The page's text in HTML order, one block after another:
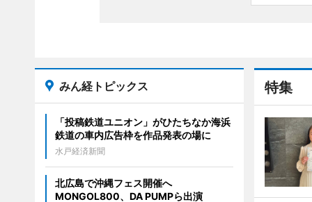
特集
みん経トピックス
「投稿鉄道ユニオン」がひたちなか海浜
鉄道の車内広告枠を作品発表の場に
水戸経済新聞
北広島で沖縄フェス開催へ
MONGOL800、DA PUMPら出演